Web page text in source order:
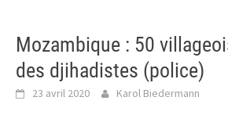
Mozambique : 50
des djihadistes (police)
23 avril 2020 Karol Biedermann